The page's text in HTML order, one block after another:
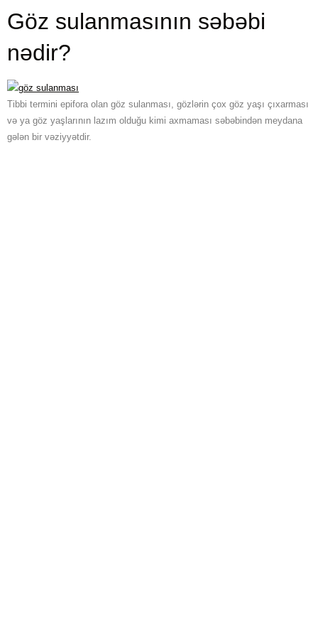
Göz sulanmasının səbəbi
nədir?
Tibbi termini epifora olan göz sulanması, gözlərin çox göz yaşı çıxarması
və ya göz yaşlarının lazım olduğu kimi axmaması səbəbindən meydana
gələn bir vəziyyətdir.